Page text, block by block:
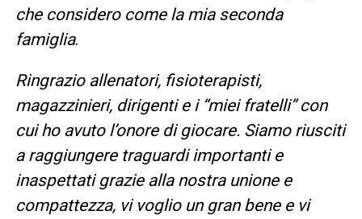
che considero come la mia seconda
famiglia.
Ringrazio allenatori, fisioterapisti,
magazzinieri, dirigenti e i “miei fratelli” con
cui ho avuto l’onore di giocare. Siamo riusciti
a raggiungere traguardi importanti e
inaspettati grazie alla nostra unione e
compattezza, vi voglio un gran bene e vi